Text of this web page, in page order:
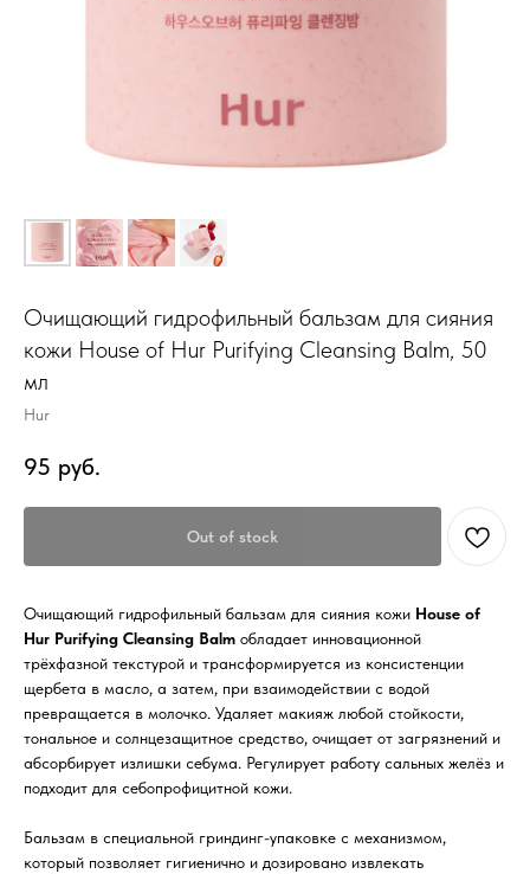
Очищающий гидрофильный бальзам для сияния
кожи House of Hur Purifying Cleansing Balm, 50
мл
Hur
95 руб.
Out of stock
Очищающий гидрофильный бальзам для сияния кожи House of
Hur Purifying Cleansing Balm обладает инновационной
трёхфазной текстурой и трансформируется из консистенции
щербета в масло, а затем, при взаимодействии с водой
превращается в молочко. Удаляет макияж любой стойкости,
тональное и солнцезащитное средство, очищает от загрязнений и
абсорбирует излишки себума. Регулирует работу сальных желёз и
подходит для себопрофицитной кожи.
Бальзам в специальной гриндинг-упаковке с механизмом,
который позволяет гигиенично и дозировано извлекать